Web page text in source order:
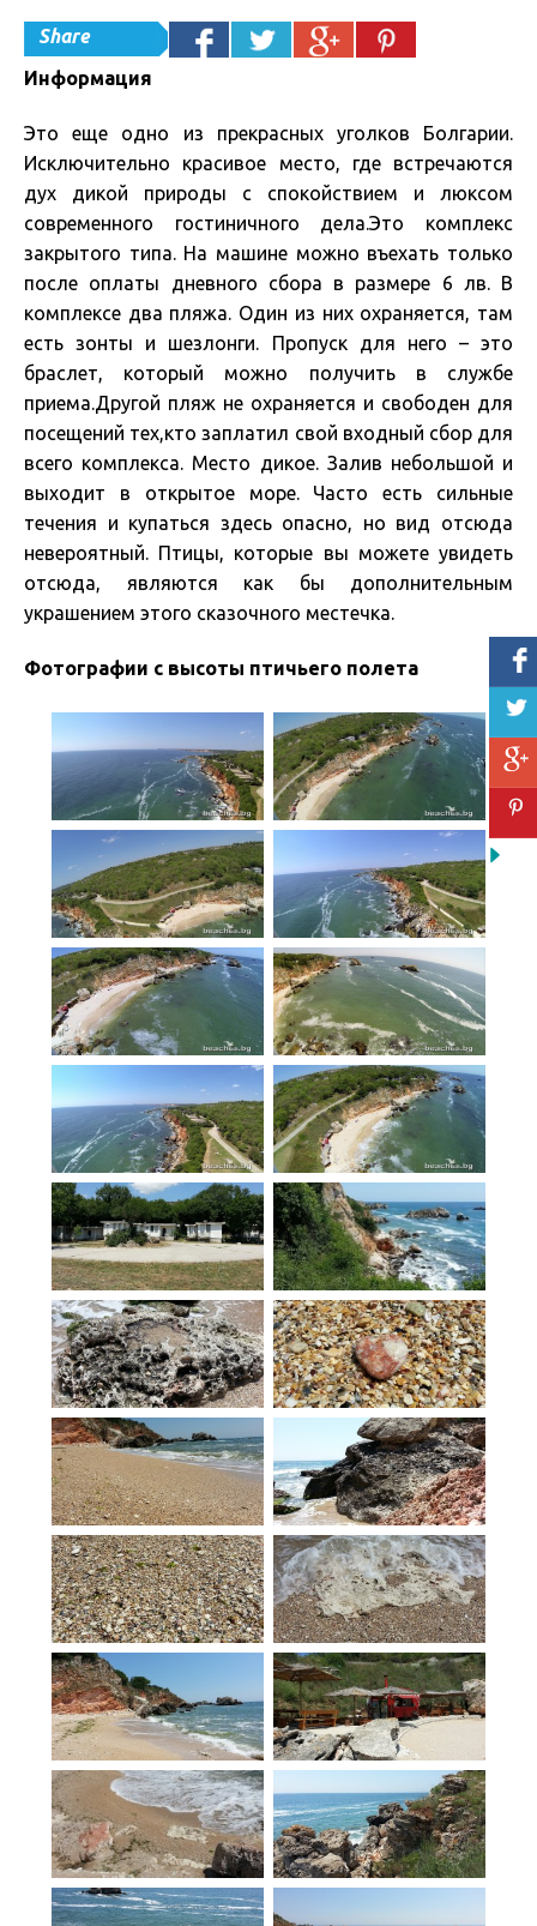
Share
Информация
Это еще одно из прекрасных уголков Болгарии.
Исключительно красивое место, где встречаются
дух дикой природы с спокойствием и люксом
современного гостиничного дела.Это комплекс
закрытого типа. На машине можно въехать только
после оплаты дневного сбора в размере 6 лв. В
комплексе два пляжа. Один из них охраняется, там
есть зонты и шезлонги. Пропуск для него – это
браслет, который можно получить в службе
приема.Другой пляж не охраняется и свободен для
посещений тех,кто заплатил свой входный сбор для
всего комплекса. Место дикое. Залив небольшой и
выходит в открытое море. Часто есть сильные
течения и купаться здесь опасно, но вид отсюда
невероятный. Птицы, которые вы можете увидеть
отсюда, являются как бы дополнительным
украшением этого сказочного местечка.
Фотографии с высоты птичьего полета